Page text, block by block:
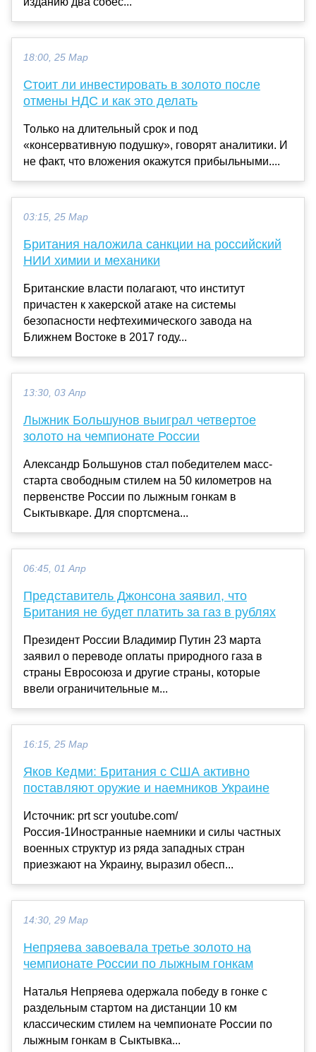
18:00, 25 Мар
Cтоит ли инвестировать в золото после
отмены НДС и как это делать
Только на длительный срок и под
«консервативную подушку», говорят аналитики. И
не факт, что вложения окажутся прибыльными....
03:15, 25 Мар
Британия наложила санкции на российский
НИИ химии и механики
Британские власти полагают, что институт
причастен к хакерской атаке на системы
безопасности нефтехимического завода на
Ближнем Востоке в 2017 году...
13:30, 03 Апр
Лыжник Большунов выиграл четвертое
золото на чемпионате России
Александр Большунов стал победителем масс-
старта свободным стилем на 50 километров на
первенстве России по лыжным гонкам в
Сыктывкаре. Для спортсмена...
06:45, 01 Апр
Представитель Джонсона заявил, что
Британия не будет платить за газ в рублях
Президент России Владимир Путин 23 марта
заявил о переводе оплаты природного газа в
страны Евросоюза и другие страны, которые
ввели ограничительные м...
16:15, 25 Мар
Яков Кедми: Британия c США активно
поставляют оружие и наемников Украине
Источник: prt scr youtube.com/
Россия-1Иностранные наемники и силы частных
военных структур из ряда западных стран
приезжают на Украину, выразил обесп...
14:30, 29 Мар
Непряева завоевала третье золото на
чемпионате России по лыжным гонкам
Наталья Непряева одержала победу в гонке с
раздельным стартом на дистанции 10 км
классическим стилем на чемпионате России по
лыжным гонкам в Сыктывка...